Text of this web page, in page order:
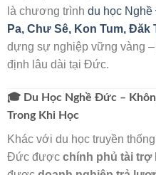
🧧
là chương trình du học
Pa, Chư Sê, Kon Tum, Đăk
dựng sự nghiệp vững vàng
định lâu dài tại Đức.
🎓 Du Học Nghề Đức –
Trong Khi Học
Khác với du học truyền
Đức được chính phủ tài trợ